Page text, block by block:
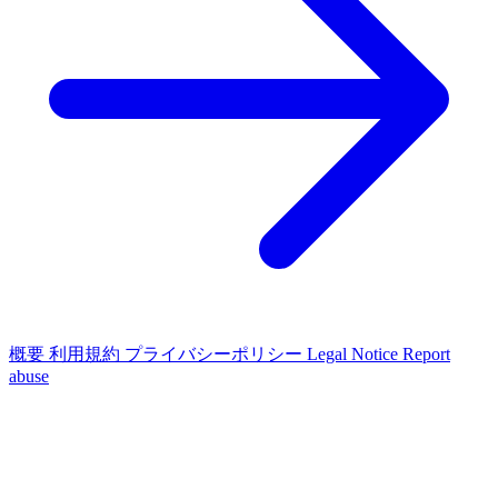
概要 利用規約 プライバシーポリシー Legal Notice Report
abuse